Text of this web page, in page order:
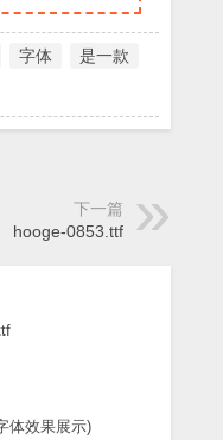
字体 是一款
下一篇
hooge-0853.ttf